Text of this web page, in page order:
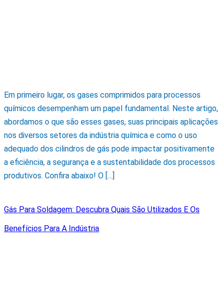
Em primeiro lugar, os gases comprimidos para processos
químicos desempenham um papel fundamental. Neste artigo,
abordamos o que são esses gases, suas principais aplicações
nos diversos setores da indústria química e como o uso
adequado dos cilindros de gás pode impactar positivamente
a eficiência, a segurança e a sustentabilidade dos processos
produtivos. Confira abaixo! O […]
Gás Para Soldagem: Descubra Quais São Utilizados E Os
Benefícios Para A Indústria